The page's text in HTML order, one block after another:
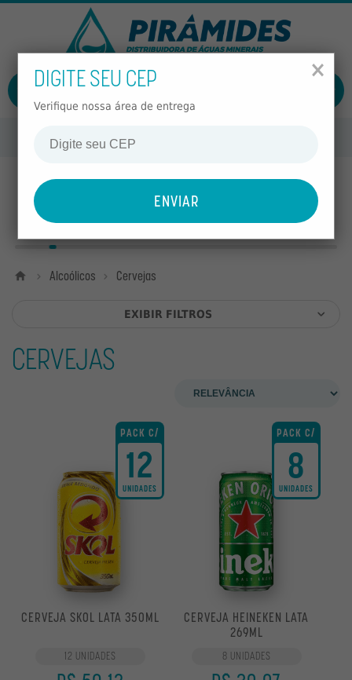
ÁGUAS
ÁGUAS
SUCOS
OUTROS
Home Alcoólicos Cervejas
EXIBIR FILTROS
BRAHMA
BUDWEISER
CORONA
HEINEKEN
ORIGINAL
CERVEJAS
PACK C/
12
UNIDADES
CERVEJA SKOL LATA 350ML
12 UNIDADES
PACK C/
8
UNIDADES
CERVEJA HEINEKEN LATA
269ML
8 UNIDADES
×
DIGITE SEU CEP
Verifique nossa área de entrega